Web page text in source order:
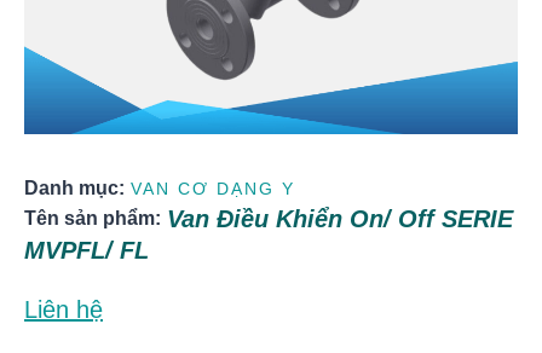
Danh mục: VAN CƠ DẠNG Y
Tên sản phẩm: Van Điều Khiển On/ Off SERIE
MVPFL/ FL
Liên hệ